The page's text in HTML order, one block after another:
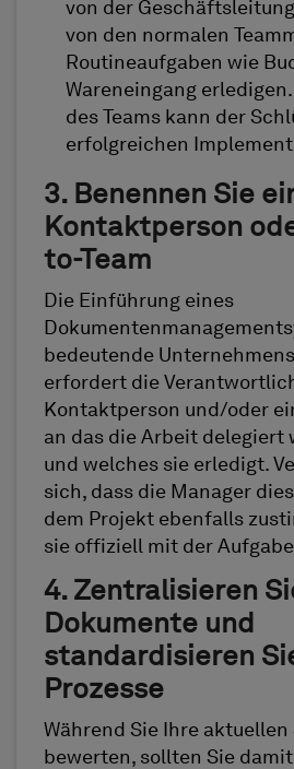
von der
von den normalen
Routineaufgaben wie
Wareneingang
des Teams kann der
erfolgreichen
3. Benennen Sie
Kontaktperson
to-Team
Die Einführung eines
bedeutende
erfordert die
Kontaktperson und/oder
an das die Arbeit delegiert
und welches sie erledigt.
sich, dass die Manager
dem Projekt ebenfalls
sie offiziell mit der
4. Zentralisieren
Dokumente und
standardisieren
Prozesse
Während Sie Ihre aktuellen
bewerten, sollten Sie